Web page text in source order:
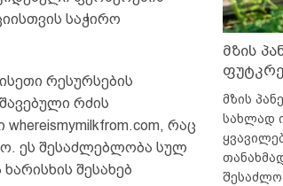
საჭირო
რესურსების
რძის
რაც
ეს შესაძლებლობა სულ
შესახებ
მზის
მზის
სახლად